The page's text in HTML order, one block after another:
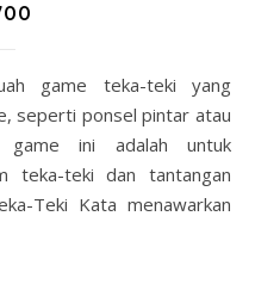
seperti ponsel pintar atau
ini adalah untuk
teka-teki dan tantangan
Teki Kata menawarkan